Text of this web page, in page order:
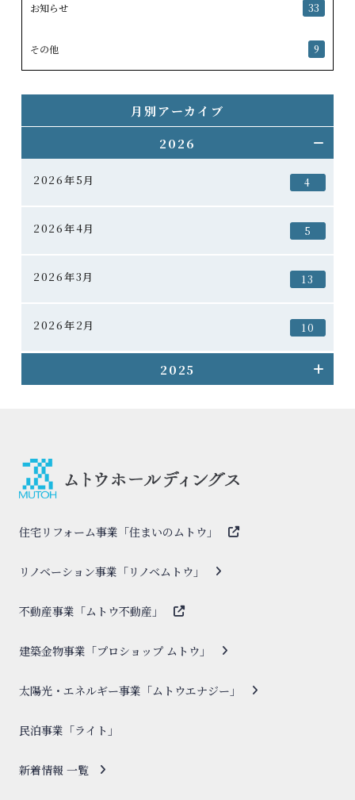
お知らせ 33
その他 9
月別アーカイブ
2026
2026年5月 4
2026年4月 5
2026年3月 13
2026年2月 10
2025
住宅リフォーム事業「住まいのムトウ」
リノベーション事業「リノベムトウ」
不動産事業「ムトウ不動産」
建築金物事業「プロショップ ムトウ」
太陽光・エネルギー事業「ムトウエナジー」
民泊事業「ライト」
新着情報 一覧